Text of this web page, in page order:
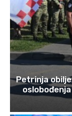
Petrinja